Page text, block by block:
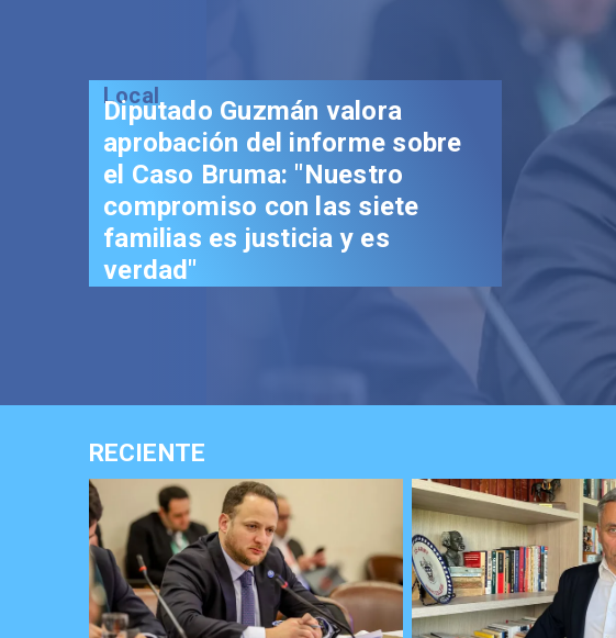
Local
Diputado Guzmán valora
aprobación del informe sobre
el Caso Bruma: "Nuestro
compromiso con las siete
familias es justicia y es
verdad"
RECIENTE